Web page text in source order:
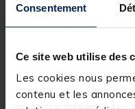
Consentement
Ce site web utilise des
Les cookies nous
contenu et les
chapelure rousse,
et durable. Enrichie
rester sur le coup et à
La texture de
pour une diffusion